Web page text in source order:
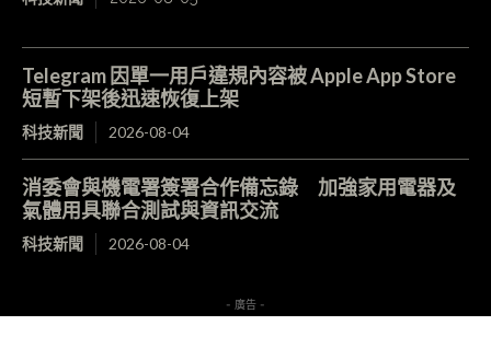
Telegram 因單一用戶違規內容被 Apple App Store
短暫下架後迅速恢復上架
科技新聞 2026-08-04
消委會與機電署簽署合作備忘錄 加強家用電器及
氣體用具聯合測試與資訊交流
科技新聞 2026-08-04
- 廣告 -